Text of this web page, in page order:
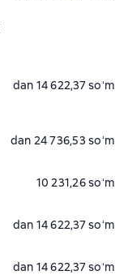
dan 14 622,37 soʻm
dan 24 736,53 soʻm
10 231,26 soʻm
dan 14 622,37 soʻm
dan 14 622,37 soʻm